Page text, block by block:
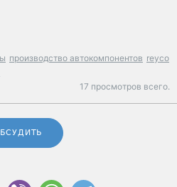
производство автокомпонентов reyco
17 просмотров всего.